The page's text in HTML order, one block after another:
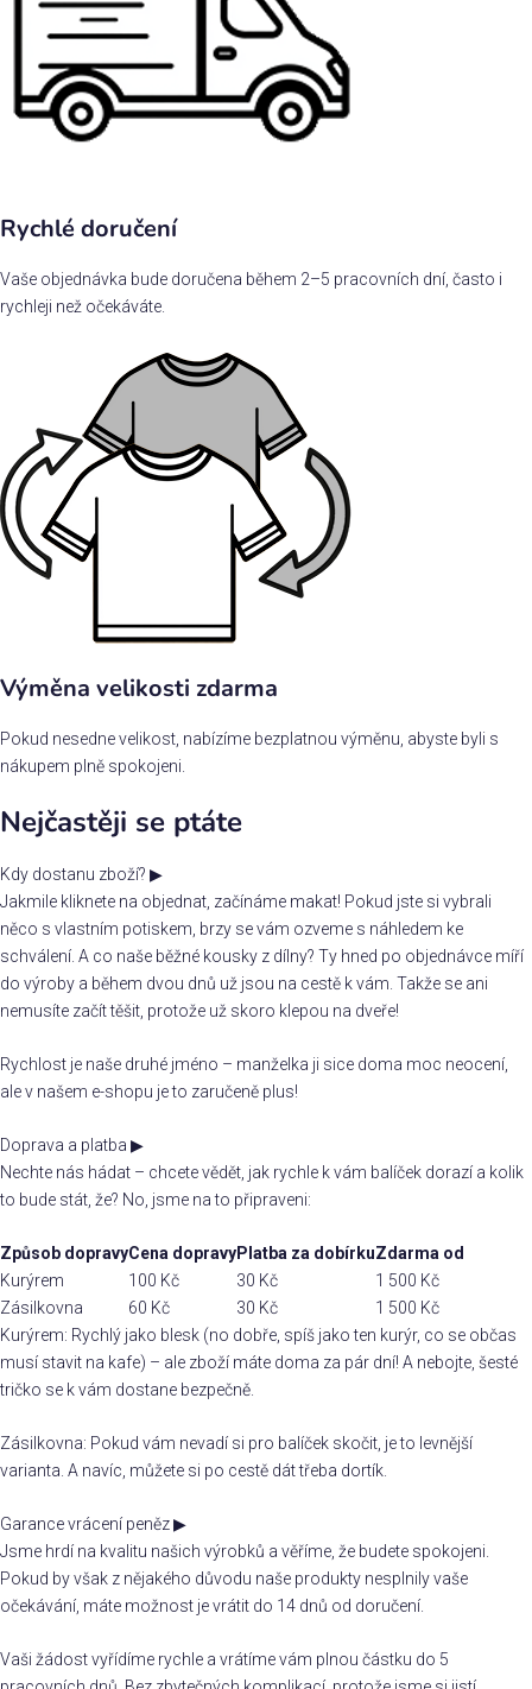
Rychlé doručení
Vaše objednávka bude doručena během 2–5 pracovních dní, často i
rychleji než očekáváte.
Výměna velikosti zdarma
Pokud nesedne velikost, nabízíme bezplatnou výměnu, abyste byli s
nákupem plně spokojeni.
Nejčastěji se ptáte
Kdy dostanu zboží? ▶
Jakmile kliknete na objednat, začínáme makat! Pokud jste si vybrali
něco s vlastním potiskem, brzy se vám ozveme s náhledem ke
schválení. A co naše běžné kousky z dílny? Ty hned po objednávce míří
do výroby a během dvou dnů už jsou na cestě k vám. Takže se ani
nemusíte začít těšit, protože už skoro klepou na dveře!
Rychlost je naše druhé jméno – manželka ji sice doma moc neocení,
ale v našem e-shopu je to zaručeně plus!
Doprava a platba ▶
Nechte nás hádat – chcete vědět, jak rychle k vám balíček dorazí a kolik
to bude stát, že? No, jsme na to připraveni:
Způsob dopravyCena dopravyPlatba za dobírkuZdarma od
Kurýrem
100 Kč 30 Kč
1 500 Kč
Zásilkovna
60 Kč 30 Kč
1 500 Kč
Kurýrem: Rychlý jako blesk (no dobře, spíš jako ten kurýr, co se občas
musí stavit na kafe) – ale zboží máte doma za pár dní! A nebojte, šesté
tričko se k vám dostane bezpečně.
Zásilkovna: Pokud vám nevadí si pro balíček skočit, je to levnější
varianta. A navíc, můžete si po cestě dát třeba dortík.
Garance vrácení peněz▶
Jsme hrdí na kvalitu našich výrobků a věříme, že budete spokojeni.
Pokud by však z nějakého důvodu naše produkty nesplnily vaše
očekávání, máte možnost je vrátit do 14 dnů od doručení.
Vaši žádost vyřídíme rychle a vrátíme vám plnou částku do 5